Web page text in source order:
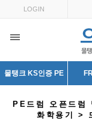
LOGIN
물탱크 KS인증 PE
PE드럼 오픈드럼
화학용기 >